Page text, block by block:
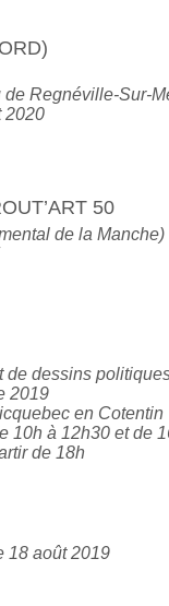
Regnéville-Sur-
2020
50
de la Manche)
de dessins
2019
en Cotentin
10h à 12h30 et de
de 18h
18 août 2019